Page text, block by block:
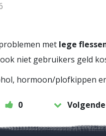
met lege
niet gebruikers geld
hormoon/plofkippen
0